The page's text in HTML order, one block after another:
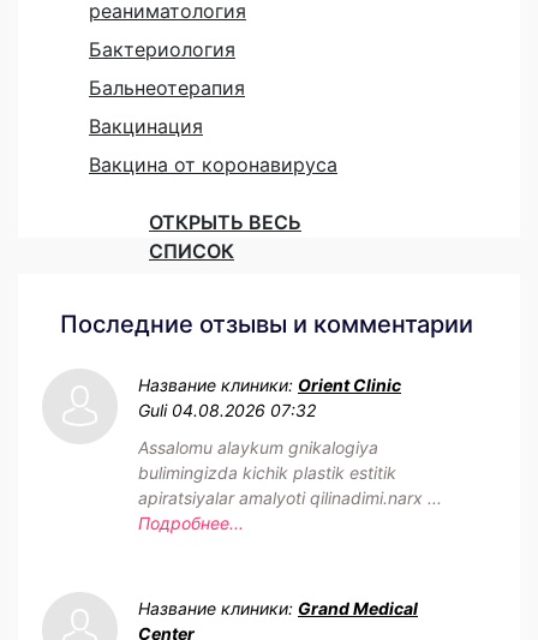
реаниматология
Бактериология
Бальнеотерапия
Вакцинация
Вакцина от коронавируса
ОТКРЫТЬ ВЕСЬ
СПИСОК
Последние отзывы и комментарии
Название клиники: Orient Clinic
Guli 04.08.2026 07:32
Assalomu alaykum gnikalogiya
bulimingizda kichik plastik estitik
apiratsiyalar amalyoti qilinadimi.narx ...
Подробнее...
Название клиники: Grand Medical
Center